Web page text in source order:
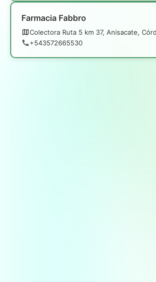
Farmacia Fabbro
Colectora Ruta 5 km 37, Anisacate,
+543572665530